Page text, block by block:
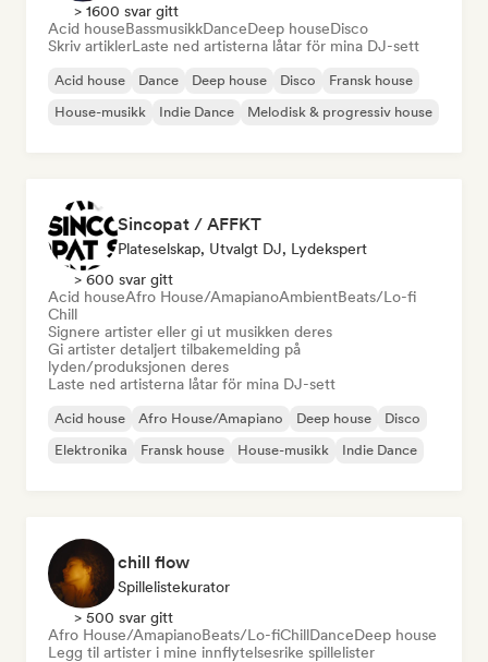
> 1600 svar gitt
Acid houseBassmusikkDanceDeep houseDisco
Skriv artiklerLaste ned artisterna låtar för mina DJ-sett
Acid house Dance Deep house Disco
Fransk house
House-musikk
Indie Dance Melodisk & progressiv house
Sincopat / AFFKT
Plateselskap, Utvalgt DJ, Lydekspert
> 600 svar gitt
Acid houseAfro House/AmapianoAmbientBeats/Lo-fi
Chill
Signere artister eller gi ut musikken deres
Gi artister detaljert tilbakemelding på
lyden/produksjonen deres
Laste ned artisterna låtar för mina DJ-sett
Acid house Afro House/Amapiano Deep house
Disco
Elektronika
Fransk house House-musikk Indie Dance
chill flow
Spillelistekurator
> 500 svar gitt
Afro House/AmapianoBeats/Lo-fiChillDanceDeep house
Legg til artister i mine innflytelsesrike spillelister